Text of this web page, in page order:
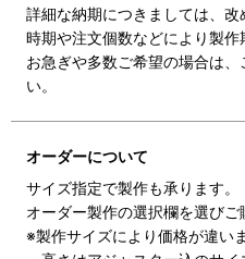
詳細な納期につきましては、改
時期や注文個数などにより製作
お急ぎや多数ご希望の場合は
い。
オーダーについて
サイズ指定で製作も承ります。
オーダー製作の選択欄を選びご
※製作サイズにより価格が違い